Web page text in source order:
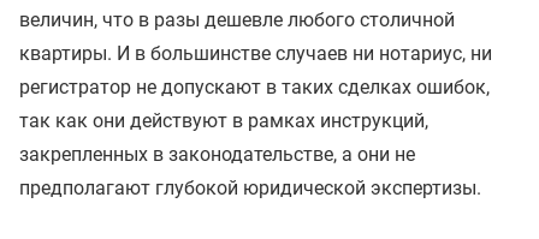
величин, что в разы дешевле любого столичной
квартиры. И в большинстве случаев ни нотариус, ни
регистратор не допускают в таких сделках ошибок,
так как они действуют в рамках инструкций,
закрепленных в законодательстве, а они не
предполагают глубокой юридической экспертизы.